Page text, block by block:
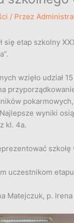
/ Przez
się etap szkolny
wzięło udział
wyniki
kl. 4a.
uczestnikom
Matejczuk, p. Irena